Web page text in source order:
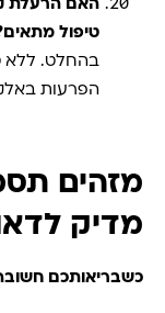
האם הרעלת
טיפול מתאים
בהחלט. ללא
הפרעות
מזהים
מדיק
כשבריאותכם